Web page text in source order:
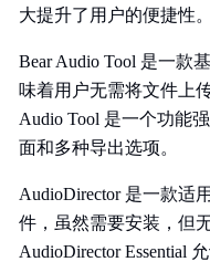
大提升了用户的便捷性。
Bear Audio Tool 是一款
味着用户无需将文件上
Audio Tool 是一个功能
面和多种导出选项。
AudioDirector 是一款适
件，虽然需要安装，但
AudioDirector Essential